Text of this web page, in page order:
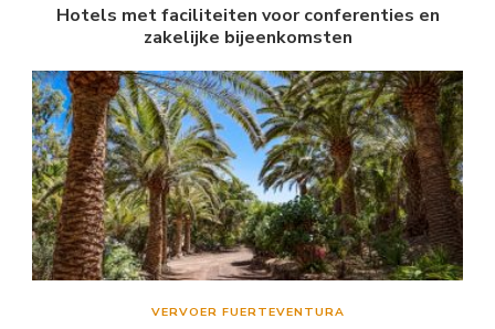
Hotels met faciliteiten voor conferenties en
zakelijke bijeenkomsten
VERVOER FUERTEVENTURA